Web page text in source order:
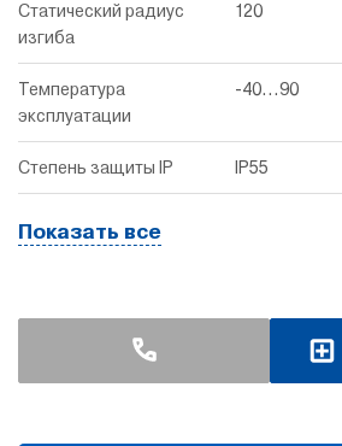
Статический радиус
изгиба
120
Температура
эксплуатации
-40...90
Степень защиты IP IP55
Показать все